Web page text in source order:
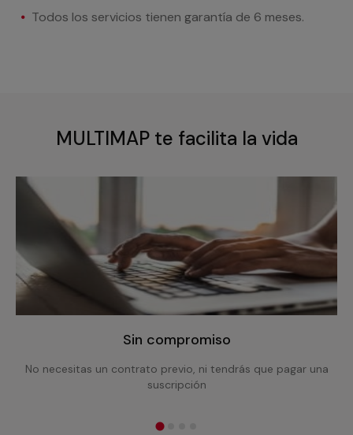
Todos los servicios tienen garantía de 6 meses.
MULTIMAP te facilita la vida
Sin compromiso
No necesitas un contrato previo, ni tendrás que pagar una
suscripción